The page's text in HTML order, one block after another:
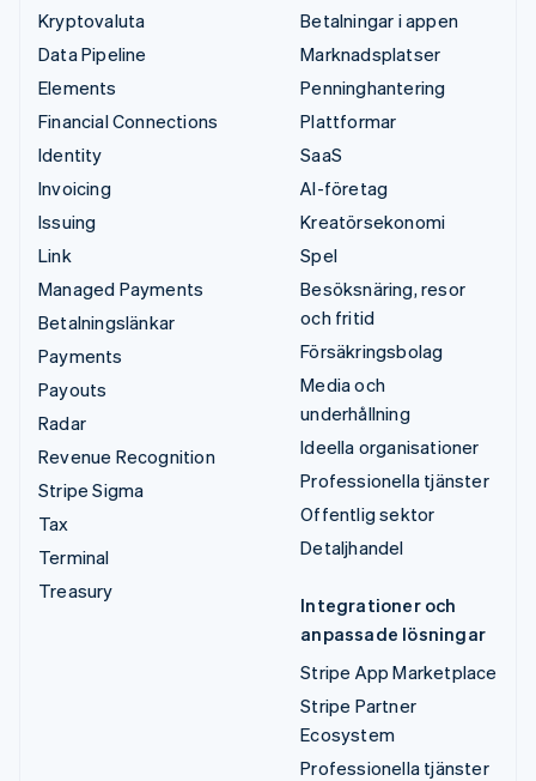
Kryptovaluta
Data Pipeline
Elements
Financial Connections
Identity
Invoicing
Issuing
Link
Managed Payments
Betalningslänkar
Payments
Payouts
Radar
Revenue Recognition
Stripe Sigma
Tax
Terminal
Treasury
Betalningar i appen
Marknadsplatser
Penninghantering
Plattformar
SaaS
AI-företag
Kreatörsekonomi
Spel
Besöksnäring, resor
och fritid
Försäkringsbolag
Media och
underhållning
Ideella organisationer
Professionella tjänster
Offentlig sektor
Detaljhandel
Integrationer och
anpassade lösningar
Stripe App Marketplace
Stripe Partner
Ecosystem
Professionella tjänster